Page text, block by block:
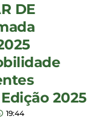
DE
2025
19:44